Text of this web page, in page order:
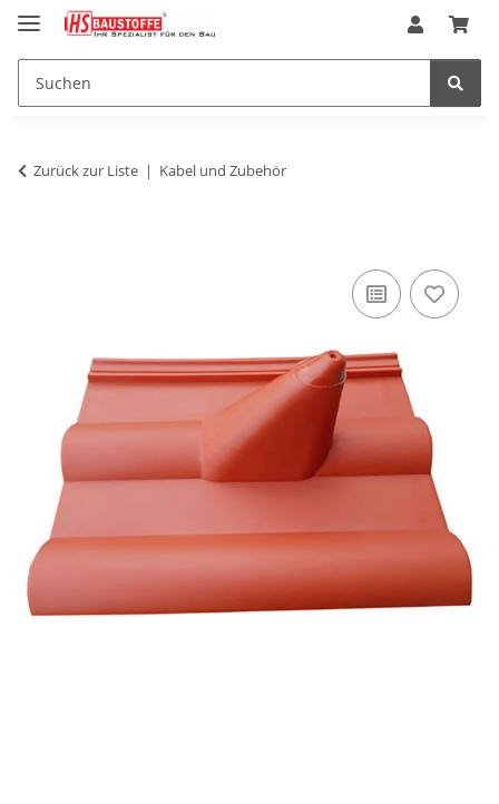
Zurück zur Liste Kabel und Zubehör